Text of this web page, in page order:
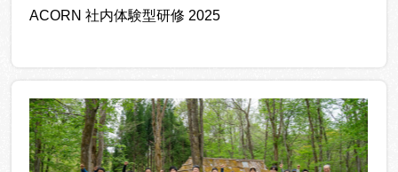
ACORN 社内体験型研修 2025